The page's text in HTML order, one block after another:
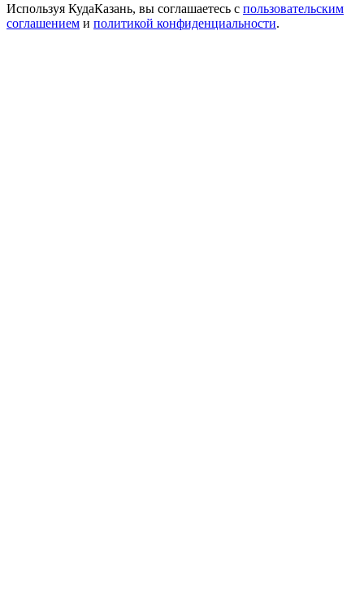
Используя КудаКазань, вы соглашаетесь с пользовательским
соглашением и политикой конфиденциальности.